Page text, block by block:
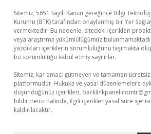
Sitemiz, 5651 Sayılı Kanun gereğince Bilgi
Kurumu (BTK) tarafından onaylanmış bir Yer
vermektedir. Bu nedenle, sitedeki içerikleri
veya araştırma yükümlülüğümüz
yazdıkları içeriklerin sorumluluğunu taşımakta
bu sorumluluğu kabul etmiş sayılırlar.
Sitemiz, kar amacı gütmeyen ve tamamen
platformudur. Hukuka ve yasal düzenlemelere
düşündüğünüz içerikleri,
bildirmeniz halinde, ilgili içerikler yasal süre
kaldırılacaktır.